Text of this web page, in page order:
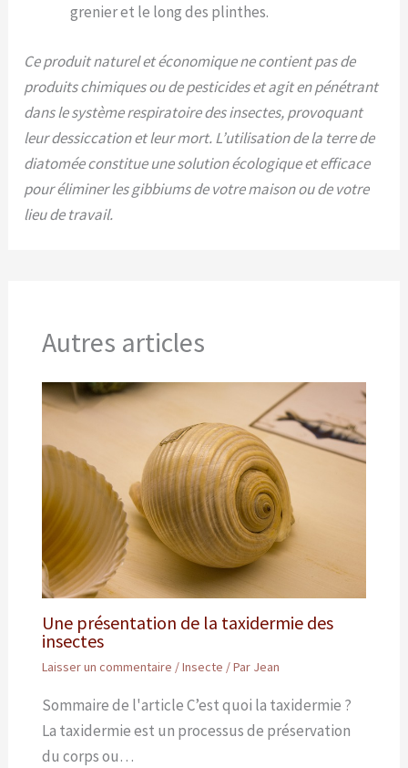
grenier et le long des plinthes.
Ce produit naturel et économique ne contient pas de
produits chimiques ou de pesticides et agit en pénétrant
dans le système respiratoire des insectes, provoquant
leur dessiccation et leur mort. L’utilisation de la terre de
diatomée constitue une solution écologique et efficace
pour éliminer les gibbiums de votre maison ou de votre
lieu de travail.
Autres articles
Une présentation de la taxidermie des
insectes
Laisser un commentaire /Insecte / Par Jean
Sommaire de l'article C’est quoi la taxidermie ?
La taxidermie est un processus de préservation
du corps ou…